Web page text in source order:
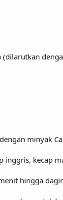
minyak
inggris, kecap
hingga